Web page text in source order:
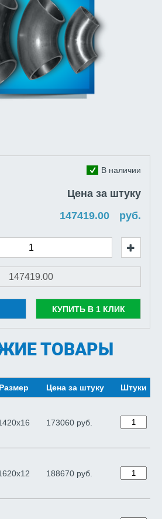
В наличии
Цена за штуку
руб.
КУПИТЬ В 1 КЛИК
ТОВАРЫ
Размер Цена за штуку Штуки
173060 руб.
188670 руб.